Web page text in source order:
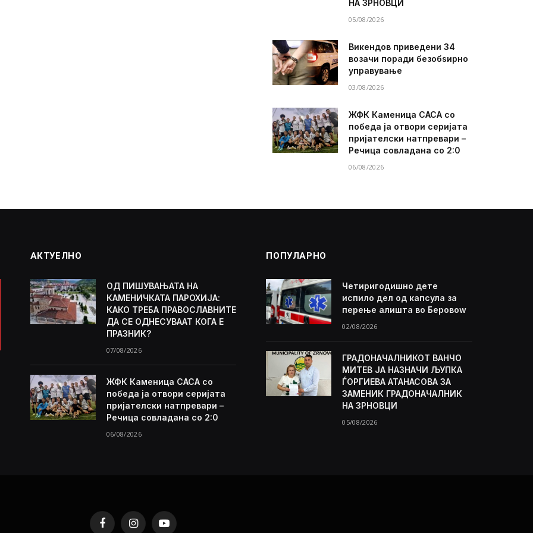
НА ЗРНОВЦИ
05/08/2026
Викендов приведени 34
возачи поради безобѕирно
управување
03/08/2026
ЖФК Каменица САСА со
победа ја отвори серијата
пријателски натпревари –
Речица совладана со 2:0
06/08/2026
АКТУЕЛНО
ОД ПИШУВАЊАТА НА
КАМЕНИЧКАТА ПАРОХИЈА:
КАКО ТРЕБА ПРАВОСЛАВНИТЕ
ДА СЕ ОДНЕСУВААТ КОГА Е
ПРАЗНИК?
07/08/2026
ЖФК Каменица САСА со
победа ја отвори серијата
пријателски натпревари –
Речица совладана со 2:0
06/08/2026
ПОПУЛАРНО
Четиригодишно дете
испило дел од капсула за
перење алишта во Беровоw
02/08/2026
ГРАДОНАЧАЛНИКОТ ВАНЧО
МИТЕВ ЈА НАЗНАЧИ ЉУПКА
ЃОРГИЕВА АТАНАСОВА ЗА
ЗАМЕНИК ГРАДОНАЧАЛНИК
НА ЗРНОВЦИ
05/08/2026
FacebookInstagramYouTube